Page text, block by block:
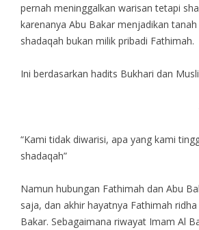
pernah meninggalkan warisan tetapi
karenanya Abu Bakar menjadikan tanah
shadaqah bukan milik pribadi Fathimah.
Ini berdasarkan hadits Bukhari dan
“Kami tidak diwarisi, apa yang kami
shadaqah”
Namun hubungan Fathimah dan Abu
saja, dan akhir hayatnya Fathimah
Bakar. Sebagaimana riwayat Imam Al